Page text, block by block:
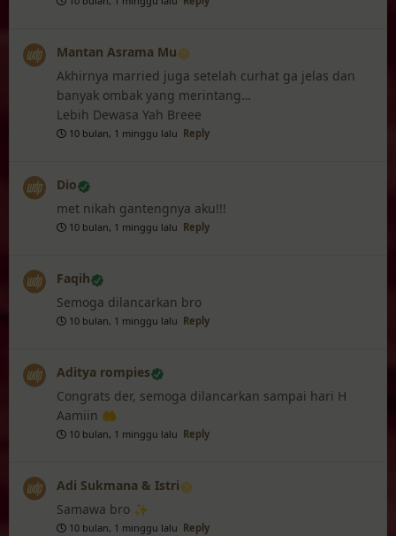
Mantan Asrama Mu
Akhirnya married juga setelah curhat ga jelas dan
banyak ombak yang merintang…
Lebih Dewasa Yah Breee
10 bulan, 1 minggu lalu Reply
Dio
met nikah gantengnya aku!!!
10 bulan, 1 minggu lalu Reply
Faqih
Semoga dilancarkan bro
10 bulan, 1 minggu lalu Reply
Aditya rompies
Congrats der, semoga dilancarkan sampai hari H
Aamiin 🤲
10 bulan, 1 minggu lalu Reply
Adi Sukmana & Istri
Samawa bro ✨
10 bulan, 1 minggu lalu Reply